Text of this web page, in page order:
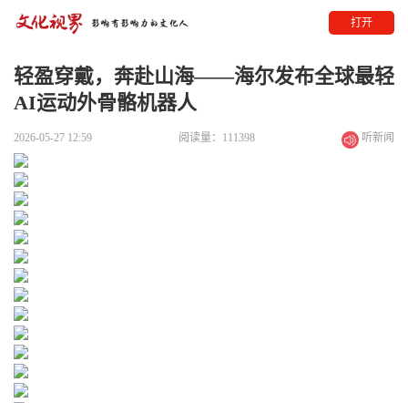
打开
轻盈穿戴，奔赴山海——海尔发布全球最轻
AI运动外骨骼机器人
2026-05-27 12:59 阅读量：111398 听新闻